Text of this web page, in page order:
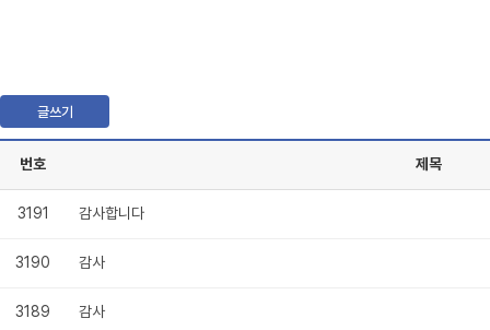
글쓰기
번호 제목
3191 감사합니다
3190 감사
3189 감사